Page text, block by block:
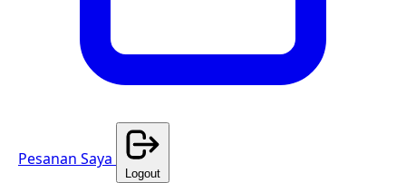
Pesanan Saya
Logout